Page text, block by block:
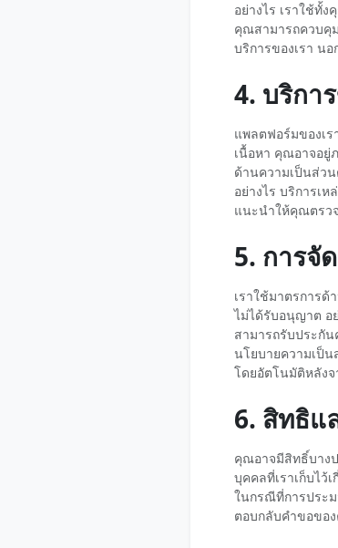
อย่างไร เราใช้ทั้
คุณสามารถควบคุ
บริการของเรา น
4. บริกา
แพลตฟอร์มของเ
เนื้อหา คุณอาจอยู่
ด้านความเป็นส่วน
อย่างไร บริการเ
แนะนำให้คุณตรว
5. การจั
เราใช้มาตรการด้
ไม่ได้รับอนุญาต อ
สามารถรับประกั
นโยบายความเป็
โดยอัตโนมัติหลังจ
6. สิทธิแ
คุณอาจมีสิทธิ์บาง
บุคคลที่เราเก็บไ
ในกรณีที่การประ
ตอบกลับคำขอขอ